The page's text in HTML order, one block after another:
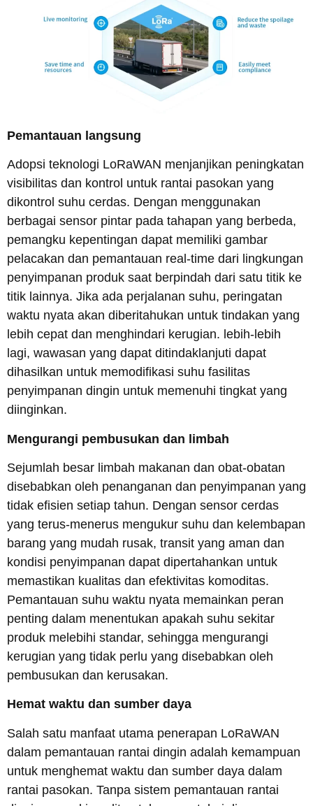
Pemantauan langsung
Adopsi teknologi LoRaWAN menjanjikan peningkatan
visibilitas dan kontrol untuk rantai pasokan yang
dikontrol suhu cerdas. Dengan menggunakan
berbagai sensor pintar pada tahapan yang berbeda,
pemangku kepentingan dapat memiliki gambar
pelacakan dan pemantauan real-time dari lingkungan
penyimpanan produk saat berpindah dari satu titik ke
titik lainnya. Jika ada perjalanan suhu, peringatan
waktu nyata akan diberitahukan untuk tindakan yang
lebih cepat dan menghindari kerugian. lebih-lebih
lagi, wawasan yang dapat ditindaklanjuti dapat
dihasilkan untuk memodifikasi suhu fasilitas
penyimpanan dingin untuk memenuhi tingkat yang
diinginkan.
Mengurangi pembusukan dan limbah
Sejumlah besar limbah makanan dan obat-obatan
disebabkan oleh penanganan dan penyimpanan yang
tidak efisien setiap tahun. Dengan sensor cerdas
yang terus-menerus mengukur suhu dan kelembapan
barang yang mudah rusak, transit yang aman dan
kondisi penyimpanan dapat dipertahankan untuk
memastikan kualitas dan efektivitas komoditas.
Pemantauan suhu waktu nyata memainkan peran
penting dalam menentukan apakah suhu sekitar
produk melebihi standar, sehingga mengurangi
kerugian yang tidak perlu yang disebabkan oleh
pembusukan dan kerusakan.
Hemat waktu dan sumber daya
Salah satu manfaat utama penerapan LoRaWAN
dalam pemantauan rantai dingin adalah kemampuan
untuk menghemat waktu dan sumber daya dalam
rantai pasokan. Tanpa sistem pemantauan rantai